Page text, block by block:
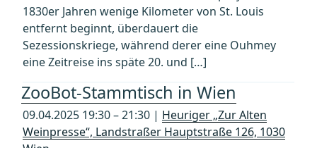
1830er Jahren wenige Kilometer von St. Louis
entfernt beginnt, überdauert die
Sezessionskriege, während derer eine Ouhmey
eine Zeitreise ins späte 20. und […]
ZooBot-Stammtisch in Wien
09.04.2025 19:30 – 21:30 | Heuriger „Zur Alten
Weinpresse“, Landstraßer Hauptstraße 126, 1030